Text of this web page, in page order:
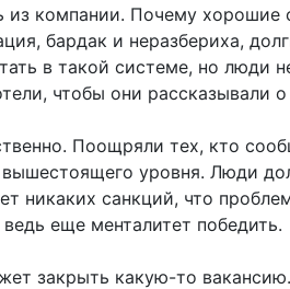
компании. Почему хорошие
бардак и неразбериха,
в такой системе, но люди
чтобы они рассказывали
Поощряли тех, кто
уровня. Люди
никаких санкций, что
еще менталитет победить.
закрыть какую-то